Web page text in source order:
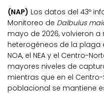
(NAP) Los datos del 43º
Monitoreo de Dalbulus
mayo de 2026, volvieron
heterogéneos de la plaga
NOA, el NEA y el Centro-
mayores niveles de
mientras que en el
poblacional se mantiene